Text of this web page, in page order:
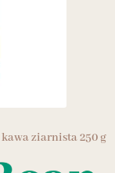
ziarnista 250 g